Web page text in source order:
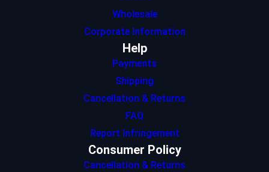
Wholesale
Corporate Information
Help
Payments
Shipping
Cancellation & Returns
FAQ
Report Infringement
Consumer Policy
Cancellation & Returns